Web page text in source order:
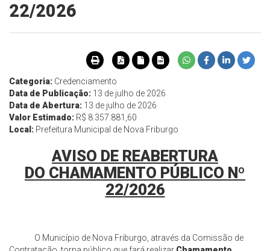
22/2026
Categoria: Credenciamento
Data de Publicação: 13 de julho de 2026
Data de Abertura: 13 de julho de 2026
Valor Estimado: R$ 8.357.881,60
Local: Prefeitura Municipal de Nova Friburgo
AVISO DE REABERTURA
DO CHAMAMENTO PÚBLICO Nº
22/2026
O Município de Nova Friburgo, através da Comissão de